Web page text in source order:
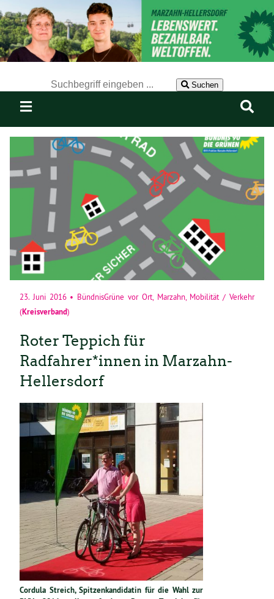
Suchen
23. Juni 2016• BündnisGrüne vor Ort, Marzahn, Mobilität / Verkehr
(Kreisverband)
Roter Teppich für
Radfahrer*innen in Marzahn-
Hellersdorf
Cordula Streich, Spitzenkandidatin für die Wahl zur